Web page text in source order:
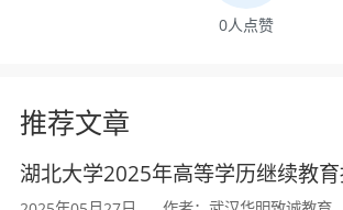
录中与公共管理类岗位高度契合，
三、专业基本信息
0人点赞
推荐文章
湖北大学2025年高等学历继续教